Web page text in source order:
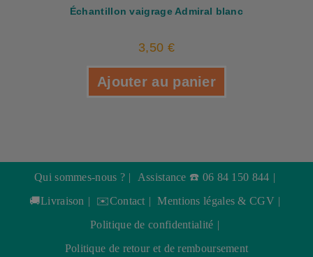
Échantillon vaigrage Admiral blanc
3,50 €
Ajouter au panier
Qui sommes-nous ?
Assistance ☎️ 06 84 150 844
🚚Livraison
✉️Contact
Mentions légales & CGV
Politique de confidentialité
Politique de retour et de remboursement